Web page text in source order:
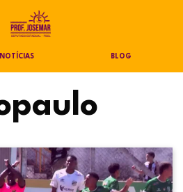
NOTÍCIAS BLOG